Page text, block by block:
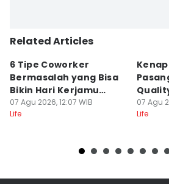
Related Articles
6 Tipe Coworker
Bermasalah yang Bisa
Bikin Hari Kerjamu
Menderita
07 Agu 2026, 12:07 WIB
Life
07 Agu
Life